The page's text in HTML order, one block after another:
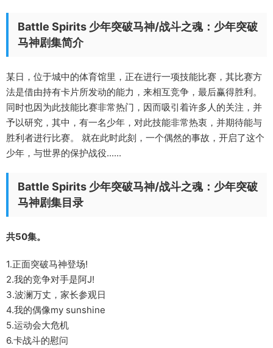
Battle Spirits 少年突破马神/战斗之魂：少年突破
马神剧集简介
某日，位于城中的体育馆里，正在进行一项技能比赛，其比赛方
法是借由持有卡片所发动的能力，来相互竞争，最后赢得胜利。
同时也因为此技能比赛非常热门，因而吸引着许多人的关注，并
予以研究，其中，有一名少年，对此技能非常热衷，并期待能与
胜利者进行比赛。 就在此时此刻，一个偶然的事故，开启了这个
少年，与世界的保护战役......
Battle Spirits 少年突破马神/战斗之魂：少年突破
马神剧集目录
共50集。
1.正面突破马神登场!
2.我的竞争对手是阿J!
3.波澜万丈，家长参观日
4.我的偶像my sunshine
5.运动会大危机
6.卡战斗的慰问